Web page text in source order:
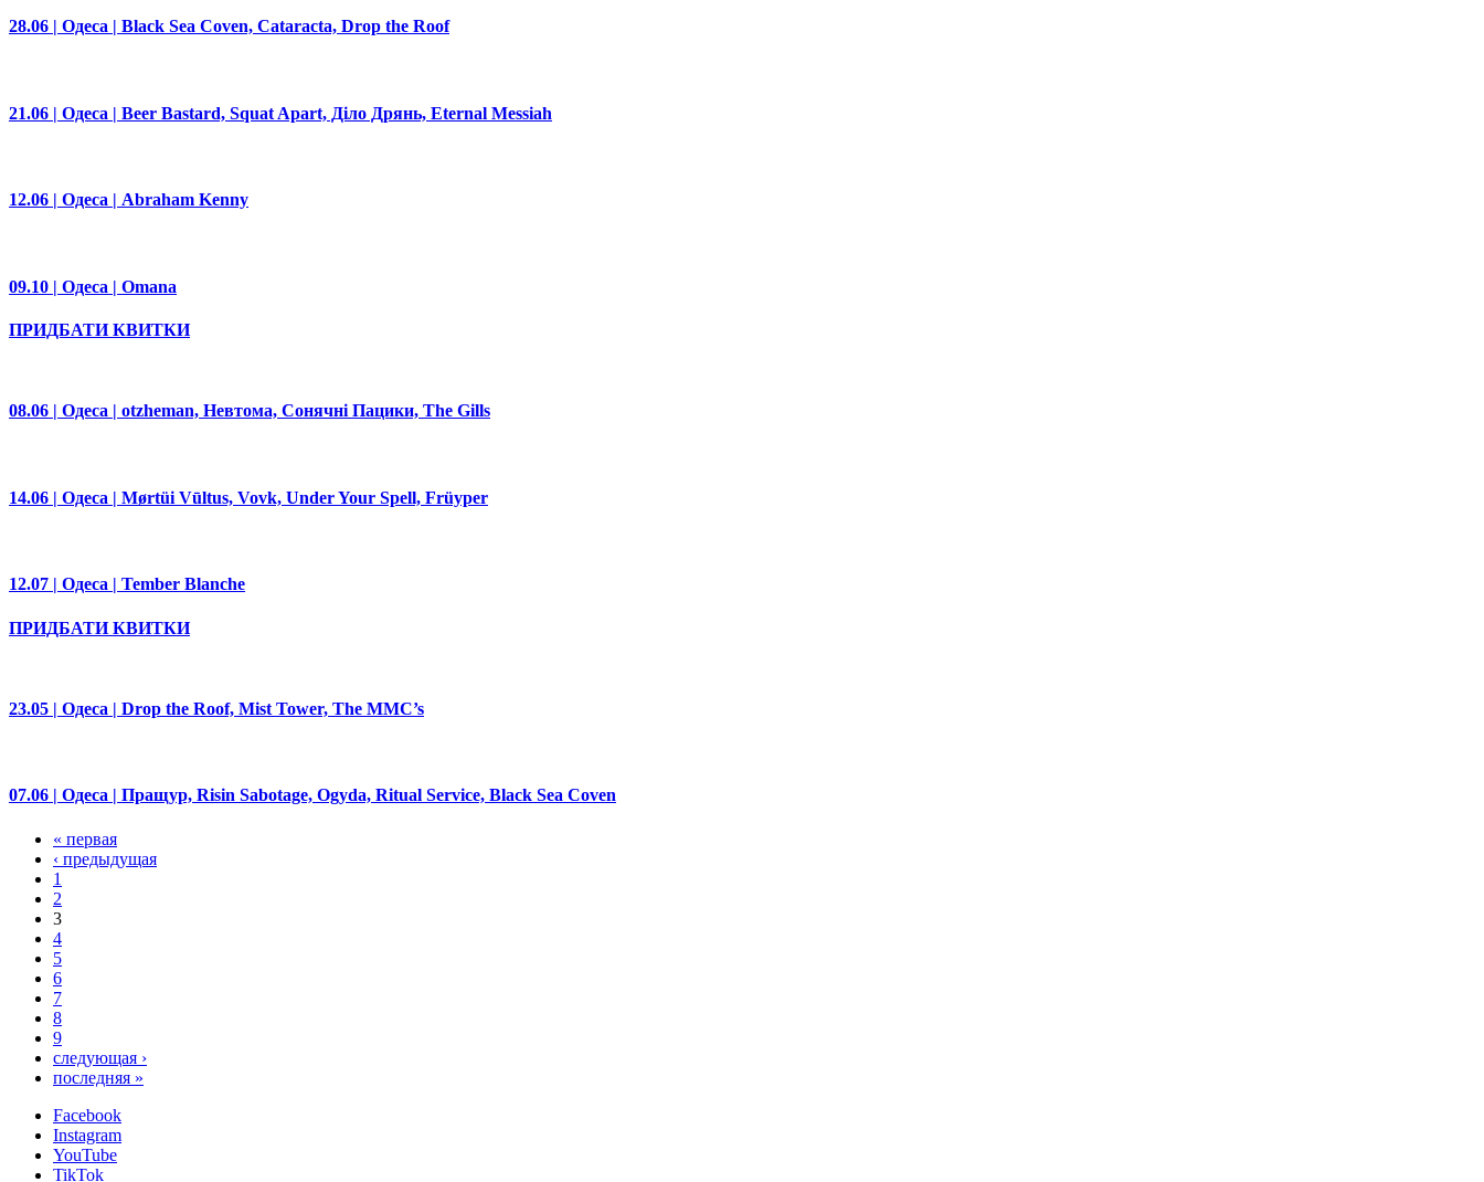
28.06 | Одеса | Black Sea Coven, Cataracta, Drop the Roof
21.06 | Одеса | Beer Bastard, Squat Apart, Діло Дрянь, Eternal Messiah
12.06 | Одеса | Abraham Kenny
09.10 | Одеса | Omana
ПРИДБАТИ КВИТКИ
08.06 | Одеса | otzheman, Невтома, Сонячні Пацики, The Gills
14.06 | Одеса | Mørtüi Vūltus, Vovk, Under Your Spell, Früyper
12.07 | Одеса | Tember Blanche
ПРИДБАТИ КВИТКИ
23.05 | Одеса | Drop the Roof, Mist Tower, The MMC’s
07.06 | Одеса | Пращур, Risin Sabotage, Ogyda, Ritual Service, Black Sea Coven
« первая
‹ предыдущая
1
2
3
4
5
6
7
8
9
следующая ›
последняя »
Facebook
Instagram
YouTube
TikTok